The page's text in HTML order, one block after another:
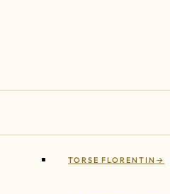
TORSE FLORENTIN